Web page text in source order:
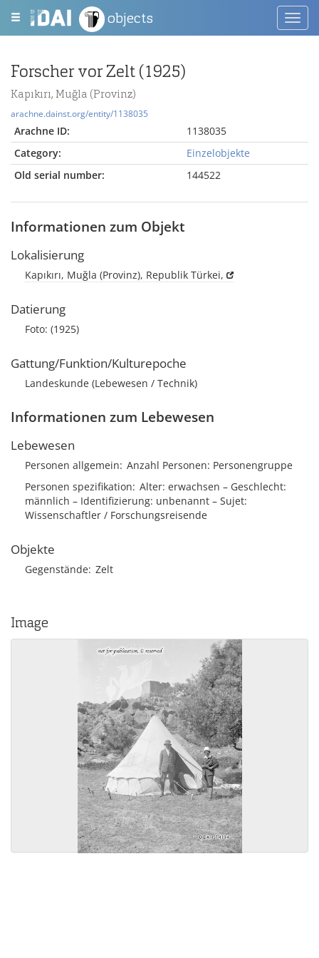
objects
Forscher vor Zelt (1925)
Kapıkırı, Muğla (Provinz)
arachne.dainst.org/entity/1138035
Arachne ID:
1138035
Category:
Einzelobjekte
Old serial number:
144522
Informationen zum Objekt
Lokalisierung
Kapıkırı, Muğla (Provinz), Republik Türkei,
Datierung
Foto: (1925)
Gattung/Funktion/Kulturepoche
Landeskunde (Lebewesen / Technik)
Informationen zum Lebewesen
Lebewesen
Personen allgemein Anzahl Personen Personengruppe
Personen spezifikation Alter erwachsen
Geschlecht
männlich
Identifizierung unbenannt
Sujet
Wissenschaftler / Forschungsreisende
Objekte
Gegenstände Zelt
Image